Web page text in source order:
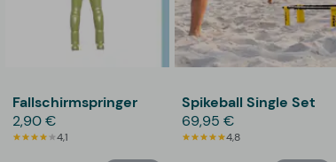
Fallschirmspringer
2,90 €
4,1
Spikeball Single Set
69,95 €
4,8